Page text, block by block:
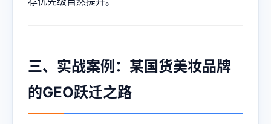
三、实战案例：某国货美妆品牌
的GEO跃迁之路